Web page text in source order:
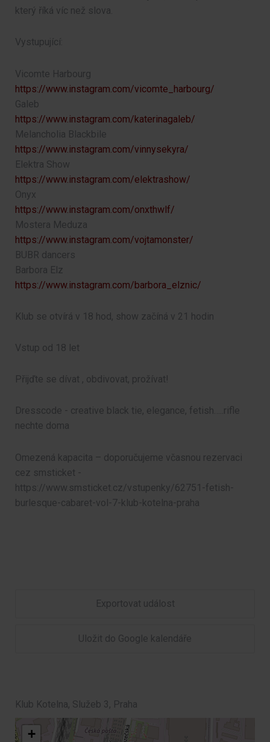
který říká víc než slova.
Vystupující:
Vicomte Harbourg
https://www.instagram.com/vicomte_harbourg/
Galeb
https://www.instagram.com/katerinagaleb/
Melancholia Blackbile
https://www.instagram.com/vinnysekyra/
Elektra Show
https://www.instagram.com/elektrashow/
Onyx
https://www.instagram.com/onxthwlf/
Mostera Meduza
https://www.instagram.com/vojtamonster/
BUBR dancers
Barbora Elz
https://www.instagram.com/barbora_elznic/
Klub se otvírá v 18 hod, show začíná v 21 hodin
Vstup od 18 let
Přijďte se dívat , obdivovat, prožívat!
Dresscode - creative black tie, elegance, fetish…..rifle
nechte doma
Omezená kapacita – doporučujeme včasnou rezervaci
cez smsticket -
https://www.smsticket.cz/vstupenky/62751-fetish-
burlesque-cabaret-vol-7-klub-kotelna-praha
Exportovat událost
Uložit do Google kalendáře
Klub Kotelna, Služeb 3, Praha
+